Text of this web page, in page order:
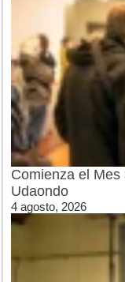
Comienza el
Udaondo
4 agosto, 2026